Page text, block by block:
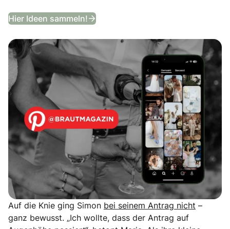
Hier Ideen sammeln! Entdeckt unser Hochzeits-
Auf die Knie ging Simon bei seinem Antrag nicht –
ganz bewusst. „Ich wollte, dass der Antrag auf